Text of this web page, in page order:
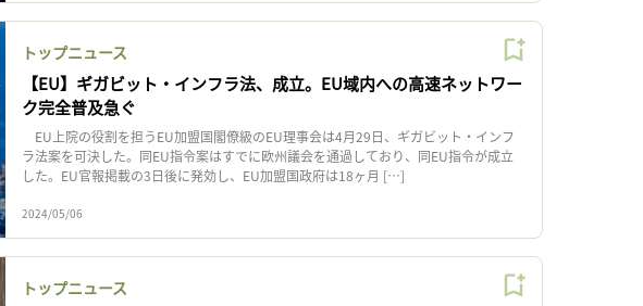
トップニュース
【EU】ギガビット・インフラ法、成立。EU域内への高速ネットワー
ク完全普及急ぐ
EU上院の役割を担うEU加盟国閣僚級のEU理事会は4月29日、ギガビット・インフ
ラ法案を可決した。同EU指令案はすでに欧州議会を通過しており、同EU指令が成立
した。EU官報掲載の3日後に発効し、EU加盟国政府は18ヶ月 […]
2024/05/06
トップニュース